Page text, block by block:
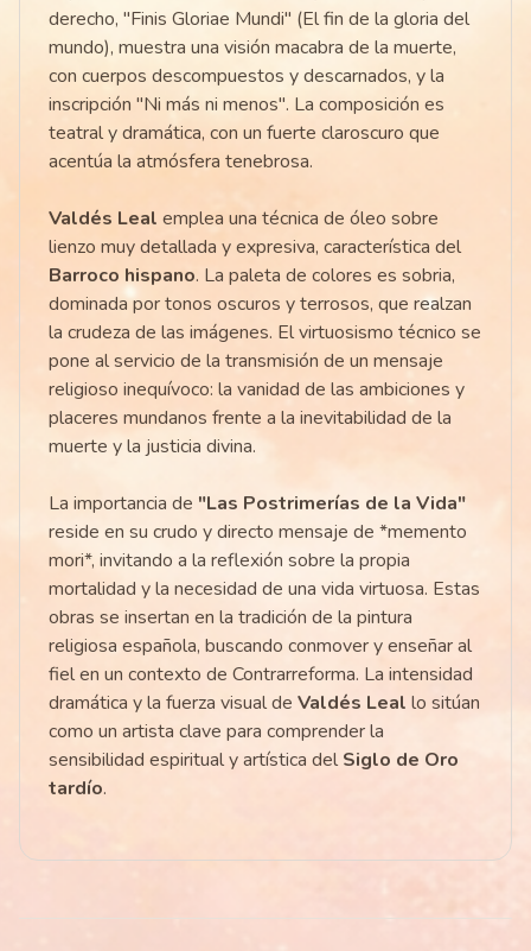
derecho, "Finis Gloriae Mundi" (El fin de la gloria del
mundo), muestra una visión macabra de la muerte,
con cuerpos descompuestos y descarnados, y la
inscripción "Ni más ni menos". La composición es
teatral y dramática, con un fuerte claroscuro que
acentúa la atmósfera tenebrosa.
Valdés Leal emplea una técnica de óleo sobre
lienzo muy detallada y expresiva, característica del
Barroco hispano. La paleta de colores es sobria,
dominada por tonos oscuros y terrosos, que realzan
la crudeza de las imágenes. El virtuosismo técnico se
pone al servicio de la transmisión de un mensaje
religioso inequívoco: la vanidad de las ambiciones y
placeres mundanos frente a la inevitabilidad de la
muerte y la justicia divina.
La importancia de "Las Postrimerías de la Vida"
reside en su crudo y directo mensaje de *memento
mori*, invitando a la reflexión sobre la propia
mortalidad y la necesidad de una vida virtuosa. Estas
obras se insertan en la tradición de la pintura
religiosa española, buscando conmover y enseñar al
fiel en un contexto de Contrarreforma. La intensidad
dramática y la fuerza visual de Valdés Leal lo sitúan
como un artista clave para comprender la
sensibilidad espiritual y artística del Siglo de Oro
tardío.